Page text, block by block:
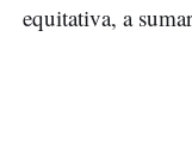
equitativa, a